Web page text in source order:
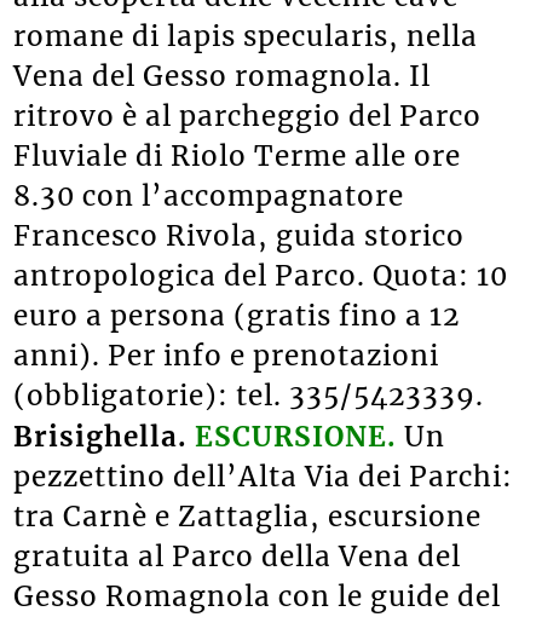
romane di lapis specularis, nella
Vena del Gesso romagnola. Il
ritrovo è al parcheggio del Parco
Fluviale di Riolo Terme alle ore
8.30 con l’accompagnatore
Francesco Rivola, guida storico
antropologica del Parco. Quota: 10
euro a persona (gratis fino a 12
anni). Per info e prenotazioni
(obbligatorie): tel. 335/5423339.
Brisighella. ESCURSIONE. Un
pezzettino dell’Alta Via dei Parchi:
tra Carnè e Zattaglia, escursione
gratuita al Parco della Vena del
Gesso Romagnola con le guide del